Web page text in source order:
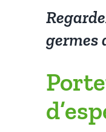
germes